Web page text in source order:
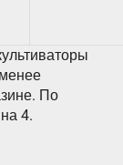
По
4.